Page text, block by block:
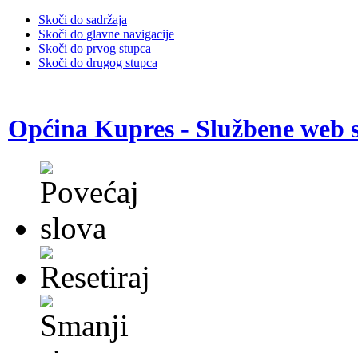
Skoči do sadržaja
Skoči do glavne navigacije
Skoči do prvog stupca
Skoči do drugog stupca
Općina Kupres - Službene web